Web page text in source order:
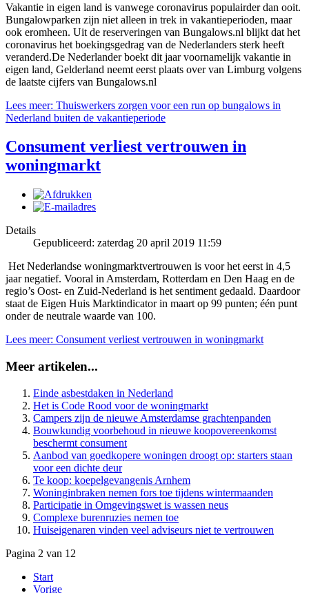
Vakantie in eigen land is vanwege coronavirus populairder dan ooit.
Bungalowparken zijn niet alleen in trek in vakantieperioden, maar
ook eromheen. Uit de reserveringen van Bungalows.nl blijkt dat het
coronavirus het boekingsgedrag van de Nederlanders sterk heeft
veranderd.De Nederlander boekt dit jaar voornamelijk vakantie in
eigen land, Gelderland neemt eerst plaats over van Limburg volgens
de laatste cijfers van Bungalows.nl
Lees meer: Thuiswerkers zorgen voor een run op bungalows in
Nederland buiten de vakantieperiode
Consument verliest vertrouwen in
woningmarkt
Details
Gepubliceerd: zaterdag 20 april 2019 11:59
Het Nederlandse woningmarktvertrouwen is voor het eerst in 4,5
jaar negatief. Vooral in Amsterdam, Rotterdam en Den Haag en de
regio’s Oost- en Zuid-Nederland is het sentiment gedaald. Daardoor
staat de Eigen Huis Marktindicator in maart op 99 punten; één punt
onder de neutrale waarde van 100.
Lees meer: Consument verliest vertrouwen in woningmarkt
Meer artikelen...
Einde asbestdaken in Nederland
Het is Code Rood voor de woningmarkt
Campers zijn de nieuwe Amsterdamse grachtenpanden
Bouwkundig voorbehoud in nieuwe koopovereenkomst
beschermt consument
Aanbod van goedkopere woningen droogt op: starters staan
voor een dichte deur
Te koop: koepelgevangenis Arnhem
Woninginbraken nemen fors toe tijdens wintermaanden
Participatie in Omgevingswet is wassen neus
Complexe burenruzies nemen toe
Huiseigenaren vinden veel adviseurs niet te vertrouwen
Pagina 2 van 12
Start
Vorige